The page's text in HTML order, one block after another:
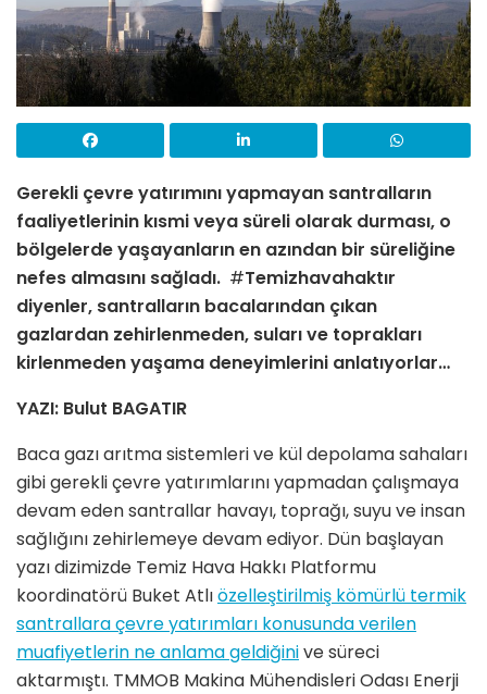
Gerekli çevre yatırımını yapmayan santralların
faaliyetlerinin kısmi veya süreli olarak durması, o
bölgelerde yaşayanların en azından bir süreliğine
nefes almasını sağladı. #Temizhavahaktır
diyenler, santralların bacalarından çıkan
gazlardan zehirlenmeden, suları ve toprakları
kirlenmeden yaşama deneyimlerini anlatıyorlar…
YAZI: Bulut BAGATIR
Baca gazı arıtma sistemleri ve kül depolama sahaları
gibi gerekli çevre yatırımlarını yapmadan çalışmaya
devam eden santrallar havayı, toprağı, suyu ve insan
sağlığını zehirlemeye devam ediyor. Dün başlayan
yazı dizimizde Temiz Hava Hakkı Platformu
koordinatörü Buket Atlıözelleştirilmiş kömürlü termik
santrallara çevre yatırımları konusunda verilen
muafiyetlerin ne anlama geldiğinive süreci
aktarmıştı. TMMOB Makina Mühendisleri Odası Enerji